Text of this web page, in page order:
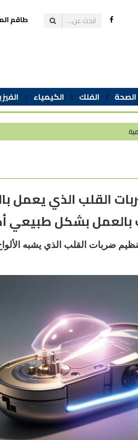
الصحة الفلك الكيمياء
طاقم
القلب الذي يعمل
بشكل طبيعي
ضربات القلب الذي يشبه